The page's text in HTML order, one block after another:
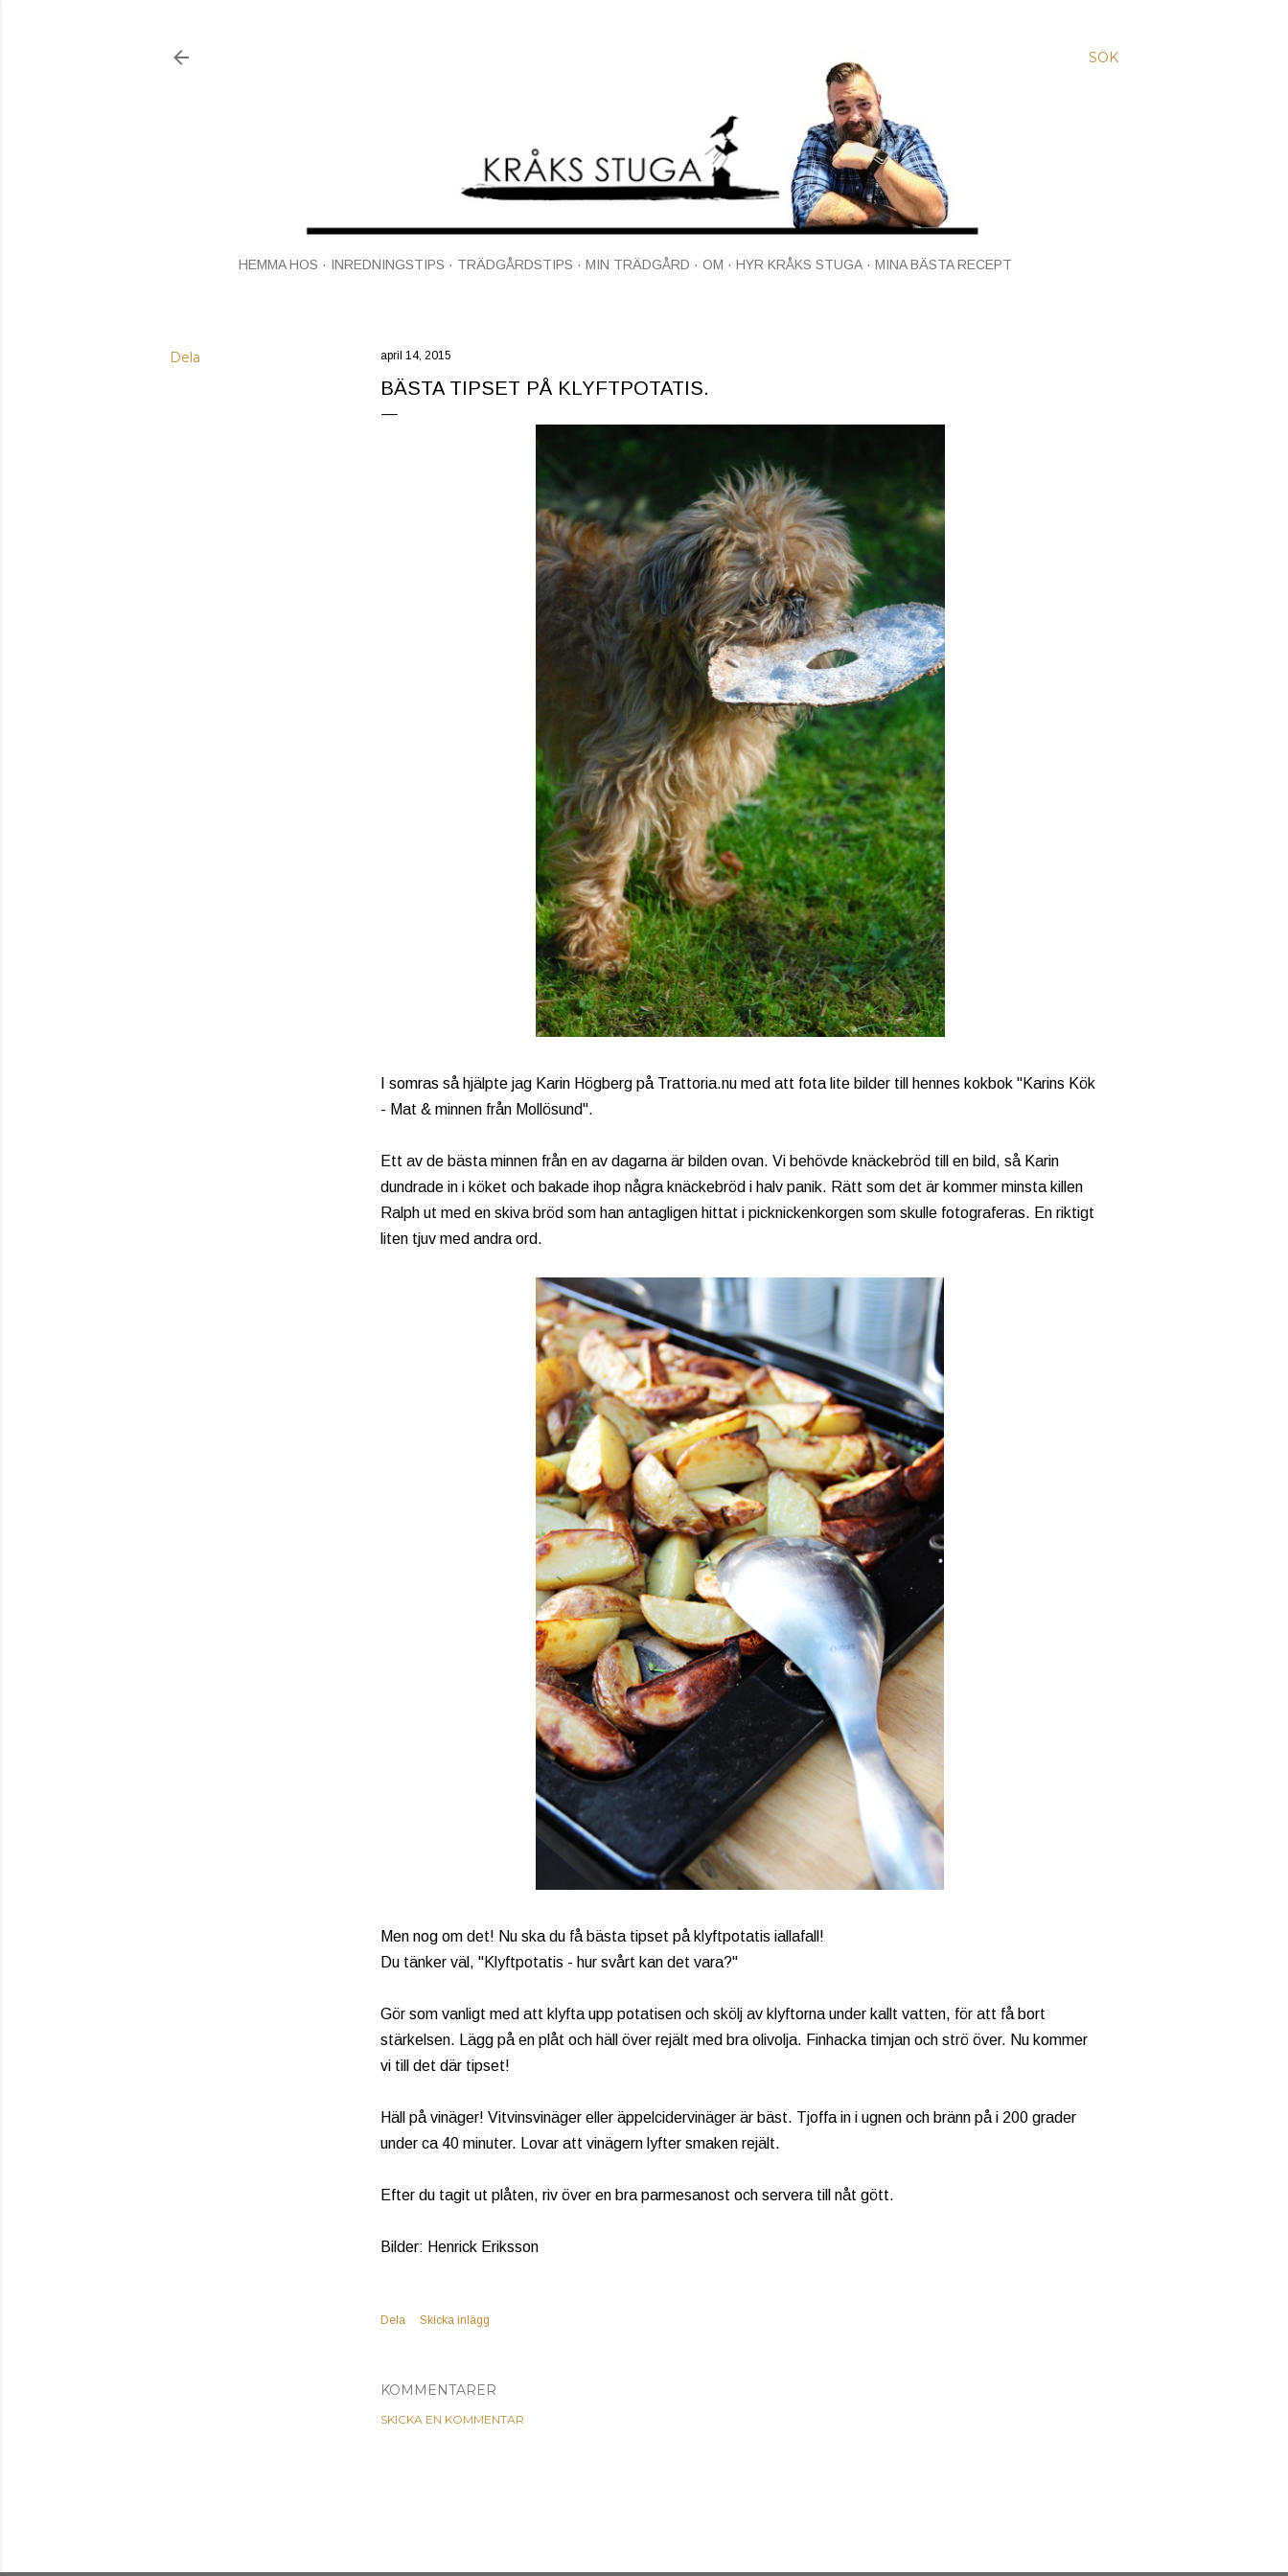
SÖK
HEMMA HOS INREDNINGSTIPS TRÄDGÅRDSTIPS MIN TRÄDGÅRD OM HYR KRÅKS STUGA MINA BÄSTA RECEPT
Dela april 14, 2015
BÄSTA TIPSET PÅ KLYFTPOTATIS.
I somras så hjälpte jag Karin Högberg på Trattoria.nu med att fota lite bilder till hennes kokbok "Karins Kök
- Mat & minnen från Mollösund".
Ett av de bästa minnen från en av dagarna är bilden ovan. Vi behövde knäckebröd till en bild, så Karin
dundrade in i köket och bakade ihop några knäckebröd i halv panik. Rätt som det är kommer minsta killen
Ralph ut med en skiva bröd som han antagligen hittat i picknickenkorgen som skulle fotograferas. En riktigt
liten tjuv med andra ord.
Men nog om det! Nu ska du få bästa tipset på klyftpotatis iallafall!
Du tänker väl, "Klyftpotatis - hur svårt kan det vara?"
Gör som vanligt med att klyfta upp potatisen och skölj av klyftorna under kallt vatten, för att få bort
stärkelsen. Lägg på en plåt och häll över rejält med bra olivolja. Finhacka timjan och strö över. Nu kommer
vi till det där tipset!
Häll på vinäger! Vitvinsvinäger eller äppelcidervinäger är bäst. Tjoffa in i ugnen och bränn på i 200 grader
under ca 40 minuter. Lovar att vinägern lyfter smaken rejält.
Efter du tagit ut plåten, riv över en bra parmesanost och servera till nåt gött.
Bilder: Henrick Eriksson
Dela Skicka inlägg
KOMMENTARER
SKICKA EN KOMMENTAR